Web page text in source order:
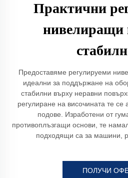
Практични
нивелиращи
Предоставяме регулируеми
идеални за поддържане на
стабилни върху неравни
регулиране на височината те се
подове. Изработени от
противоплъзгащи основи, те
подходящи са за машини,
ПОЛУЧИ